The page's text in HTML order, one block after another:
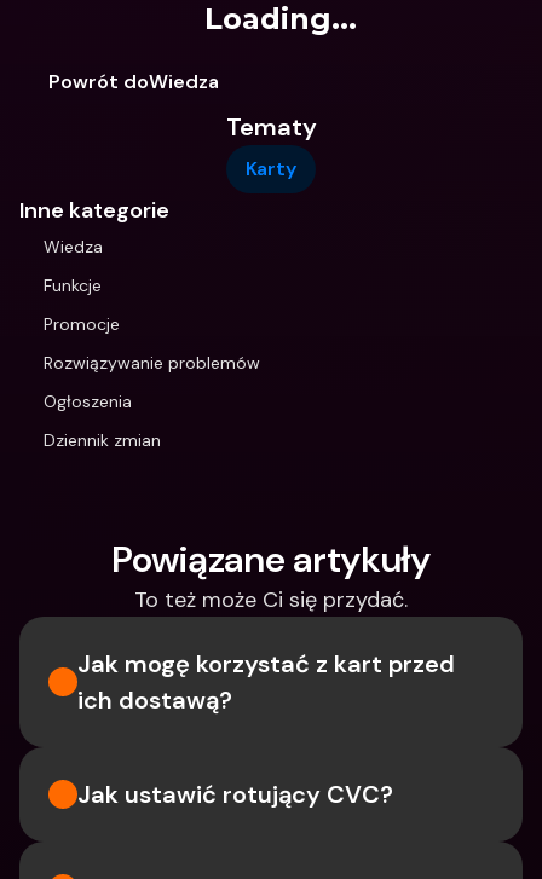
Loading...
Powrót doWiedza
Tematy
Karty
Inne kategorie
Wiedza
Funkcje
Promocje
Rozwiązywanie problemów
Ogłoszenia
Dziennik zmian
Powiązane artykuły
To też może Ci się przydać.
Jak mogę korzystać z kart przed
ich dostawą?
Jak ustawić rotujący CVC?